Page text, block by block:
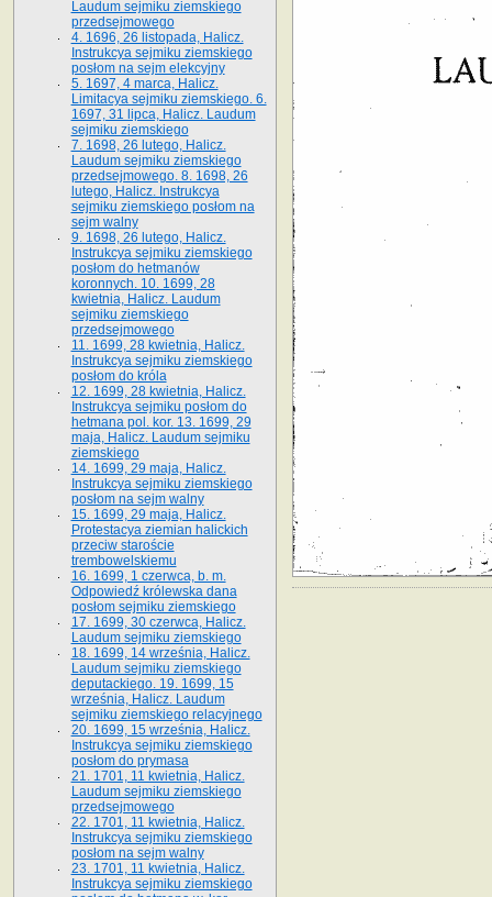
Laudum sejmiku ziemskiego
przedsejmowego
4. 1696, 26 listopada, Halicz.
Instrukcya sejmiku ziemskiego
posłom na sejm elekcyjny
5. 1697, 4 marca, Halicz.
Limitacya sejmiku ziemskiego. 6.
1697, 31 lipca, Halicz. Laudum
sejmiku ziemskiego
7. 1698, 26 lutego, Halicz.
Laudum sejmiku ziemskiego
przedsejmowego. 8. 1698, 26
lutego, Halicz. Instrukcya
sejmiku ziemskiego posłom na
sejm walny
9. 1698, 26 lutego, Halicz.
Instrukcya sejmiku ziemskiego
posłom do hetmanów
koronnych. 10. 1699, 28
kwietnia, Halicz. Laudum
sejmiku ziemskiego
przedsejmowego
11. 1699, 28 kwietnia, Halicz.
Instrukcya sejmiku ziemskiego
posłom do króla
12. 1699, 28 kwietnia, Halicz.
Instrukcya sejmiku posłom do
hetmana pol. kor. 13. 1699, 29
maja, Halicz. Laudum sejmiku
ziemskiego
14. 1699, 29 maja, Halicz.
Instrukcya sejmiku ziemskiego
posłom na sejm walny
15. 1699, 29 maja, Halicz.
Protestacya ziemian halickich
przeciw staroście
trembowelskiemu
16. 1699, 1 czerwca, b. m.
Odpowiedź królewska dana
posłom sejmiku ziemskiego
17. 1699, 30 czerwca, Halicz.
Laudum sejmiku ziemskiego
18. 1699, 14 września, Halicz.
Laudum sejmiku ziemskiego
deputackiego. 19. 1699, 15
września, Halicz. Laudum
sejmiku ziemskiego relacyjnego
20. 1699, 15 września, Halicz.
Instrukcya sejmiku ziemskiego
posłom do prymasa
21. 1701, 11 kwietnia, Halicz.
Laudum sejmiku ziemskiego
przedsejmowego
22. 1701, 11 kwietnia, Halicz.
Instrukcya sejmiku ziemskiego
posłom na sejm walny
23. 1701, 11 kwietnia, Halicz.
Instrukcya sejmiku ziemskiego